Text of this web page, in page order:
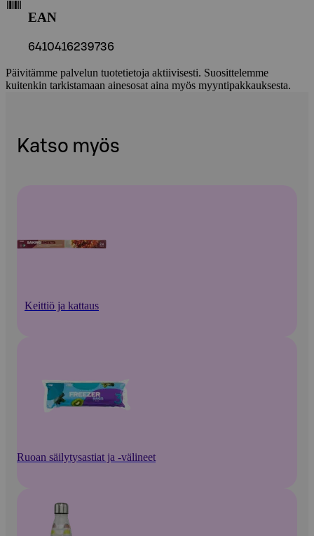
EAN
6410416239736
Päivitämme palvelun tuotetietoja aktiivisesti. Suosittelemme
kuitenkin tarkistamaan ainesosat aina myös myyntipakkauksesta.
Katso myös
Keittiö ja kattaus
Ruoan säilytysastiat ja -välineet